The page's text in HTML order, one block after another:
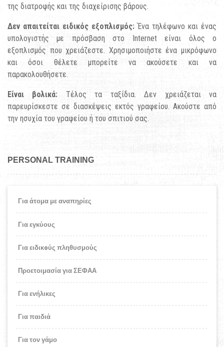
της διατροφής και της διαχείρισης βάρους.
Δεν απαιτείται ειδικός εξοπλισμός: Ένα τηλέφωνο και ένας
υπολογιστής με πρόσβαση στο Internet είναι όλος ο
εξοπλισμός που χρειάζεστε. Χρησιμοποιήστε ένα μικρόφωνο
και όσοι θέλετε μπορείτε να ακούσετε και να
παρακολουθήσετε.
Είναι βολικά: Τέλος τα ταξίδια. Δεν χρειάζεται να
παρευρίσκεστε σε διασκέψεις εκτός γραφείου. Ακούστε από
την ησυχία του γραφείου ή του σπιτιού σας.
PERSONAL TRAINING
Για άτομα με αναπηρίες
Για εγκύους
Για ειδικoύς πληθυσμούς
Προετοιμασία για ΣΕΦΑΑ
Για ενήλικες
Για παιδιά
Για τον γάμο